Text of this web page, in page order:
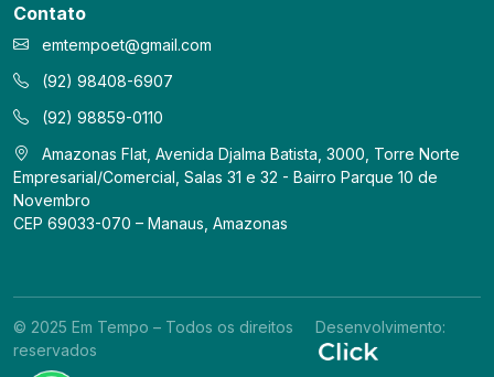
Contato
emtempoet@gmail.com
(92) 98408-6907
(92) 98859-0110
Amazonas Flat, Avenida Djalma Batista, 3000, Torre Norte
Empresarial/Comercial, Salas 31 e 32 - Bairro Parque 10 de
Novembro
CEP 69033-070 – Manaus, Amazonas
© 2025 Em Tempo – Todos os direitos
reservados
Desenvolvimento: